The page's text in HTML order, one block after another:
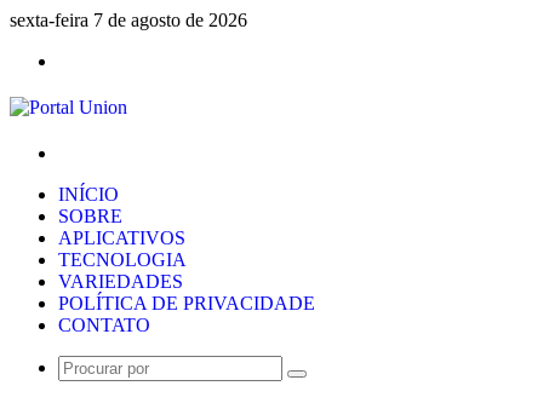
sexta-feira 7 de agosto de 2026
INÍCIO
SOBRE
APLICATIVOS
TECNOLOGIA
VARIEDADES
POLÍTICA DE PRIVACIDADE
CONTATO
Procurar